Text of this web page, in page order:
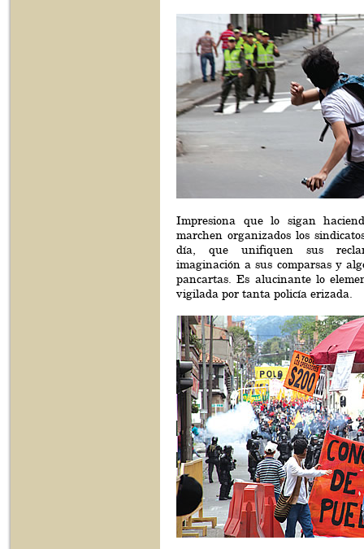
Impresiona que lo sigan
marchen organizados los
día, que unifiquen sus
imaginación a sus comparsas y
pancartas. Es alucinante lo
vigilada por tanta policía erizada.